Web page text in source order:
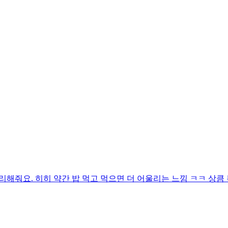
줘요. 히히 약간 밥 먹고 먹으면 더 어울리는 느낌 ㅋㅋ 상큼